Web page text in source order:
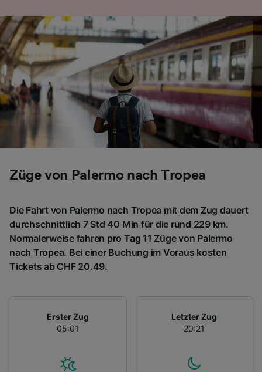
Züge von Palermo nach Tropea
Die Fahrt von Palermo nach Tropea mit dem Zug dauert
durchschnittlich 7 Std 40 Min für die rund 229 km.
Normalerweise fahren pro Tag 11 Züge von Palermo
nach Tropea. Bei einer Buchung im Voraus kosten
Tickets ab CHF 20.49.
Erster Zug
05:01
Letzter Zug
20:21
Verwendung genauer Standortdaten.
Endgeräteeigenschaften zur Identifikation
aktiv abfragen. Speichern von oder Zugriff auf
Informationen auf einem Endgerät.
Personalisierte Werbung und Inhalte, Messung
von Werbeleistung und der Performance von
Inhalten, Zielgruppenforschung sowie
Entwicklung und Verbesserung von
Angeboten.
Liste der Partner (Lieferanten)